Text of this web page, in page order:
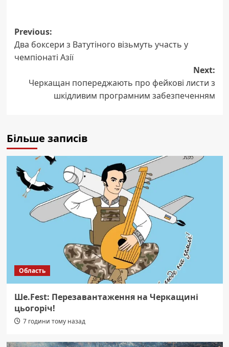
Post
navigation
Previous:
Два боксери з Ватутіного візьмуть участь у
чемпіонаті Азії
Next:
Черкащан попереджають про фейкові листи з
шкідливим програмним забезпеченням
Більше записів
Область
Ше.Fest: Перезавантаження на Черкащині
цьогоріч!
7 години тому назад